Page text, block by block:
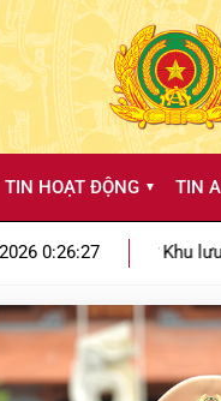
TIN HOẠT ĐỘNG ▼ TIN
0:26:30
lưu niệm Anh hùng liệt